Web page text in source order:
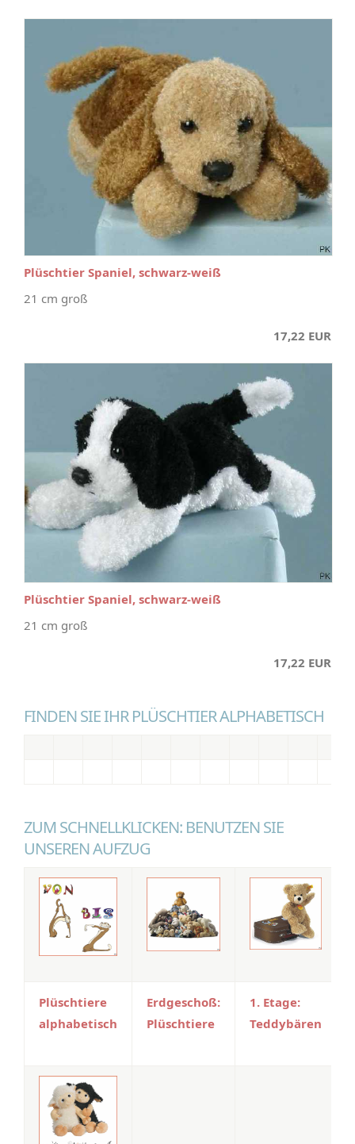
Plüschtier Spaniel, schwarz-weiß
21 cm groß
17,22 EUR
Plüschtier Spaniel, schwarz-weiß
21 cm groß
17,22 EUR
FINDEN SIE IHR PLÜSCHTIER ALPHABETISCH
ZUM SCHNELLKLICKEN: BENUTZEN SIE
UNSEREN AUFZUG
Plüschtiere
alphabetisch
Erdgeschoß:
Plüschtiere
1. Etage:
Teddybären